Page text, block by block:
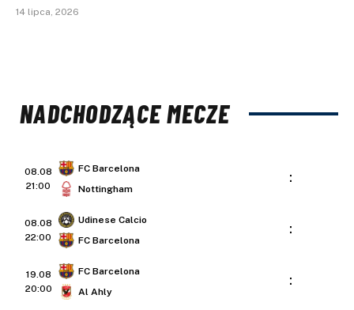
14 lipca, 2026
NADCHODZĄCE MECZE
08.08
21:00
FC Barcelona
Nottingham
:
08.08
22:00
Udinese Calcio
FC Barcelona
:
19.08
20:00
FC Barcelona
Al Ahly
: